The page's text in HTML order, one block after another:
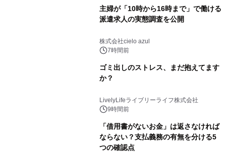
主婦が「10時から16時まで」で働ける
派遣求人の実態調査を公開
株式会社cielo azul
7時間前
ゴミ出しのストレス、まだ抱えてます
か？
LivelyLifeライブリーライフ株式会社
9時間前
「借用書がないお金」は返さなければ
ならない？支払義務の有無を分ける5
つの確認点